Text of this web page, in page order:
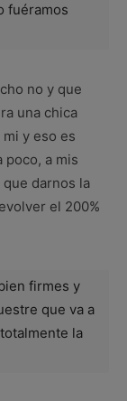
fuéramos
no y que
una chica
y eso es
poco, a mis
darnos la
el 200%
firmes y
que va a
la